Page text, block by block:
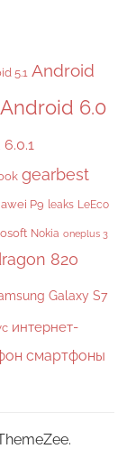
5.1 Android
Android 6.0
gearbest
P9 leaks LeEco
Nokia oneplus 3
820
Galaxy S7
интернет-
смартфоны